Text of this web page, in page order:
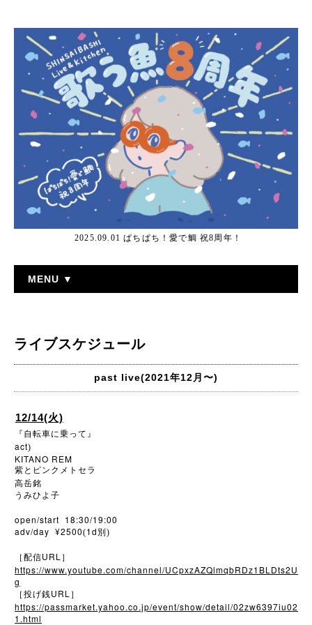
2025.09.01 ぱちぱち！愛で鯛 祝8周年！
MENU ▼
ライブスケジュール
past live(2021年12月〜)
12/14(火)
『自転車に乗って』
act)
KITANO REM
紫とピンクメトセラ
高岳銘
うみひよ子
open/start 18:30/19:00
adv/day ¥2500(1d 別)
［配信URL ］
https://www.youtube.com/channel/UCpxzAZQlmqbRDz1BLDts2U
g
［投げ銭URL ］
https://passmarket.yahoo.co.jp/event/show/detail/02zw6397iu02
1.html